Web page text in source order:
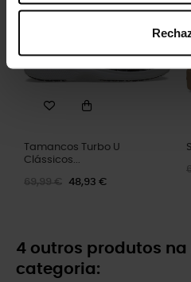
Tamancos Turbo U
Clássicos...
69,99 € 48,93 €
4 outros produtos na
categoria: